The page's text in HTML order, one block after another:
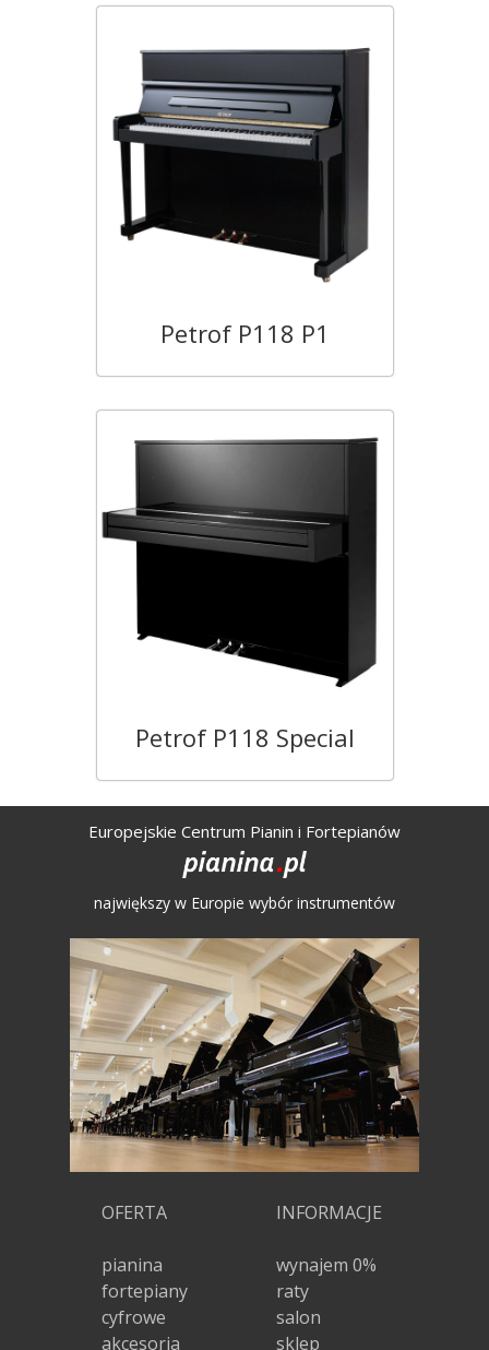
Petrof P118 Special
Petrof P118 P1
INFORMACJE
wynajem 0%
raty
salon
sklep
Europejskie Centrum Pianin i Fortepianów
największy w Europie wybór instrumentów
OFERTA
pianina
fortepiany
cyfrowe
akcesoria